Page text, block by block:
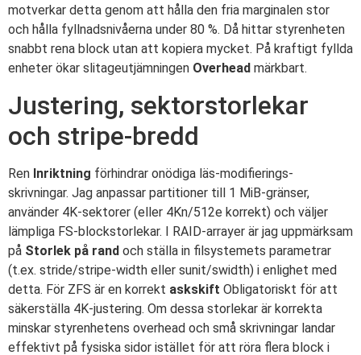
motverkar detta genom att hålla den fria marginalen stor
och hålla fyllnadsnivåerna under 80 %. Då hittar styrenheten
snabbt rena block utan att kopiera mycket. På kraftigt fyllda
enheter ökar slitageutjämningen Overhead märkbart.
Justering, sektorstorlekar
och stripe-bredd
Ren Inriktning förhindrar onödiga läs-modifierings-
skrivningar. Jag anpassar partitioner till 1 MiB-gränser,
använder 4K-sektorer (eller 4Kn/512e korrekt) och väljer
lämpliga FS-blockstorlekar. I RAID-arrayer är jag uppmärksam
på Storlek på rand och ställa in filsystemets parametrar
(t.ex. stride/stripe-width eller sunit/swidth) i enlighet med
detta. För ZFS är en korrekt askskift Obligatoriskt för att
säkerställa 4K-justering. Om dessa storlekar är korrekta
minskar styrenhetens overhead och små skrivningar landar
effektivt på fysiska sidor istället för att röra flera block i